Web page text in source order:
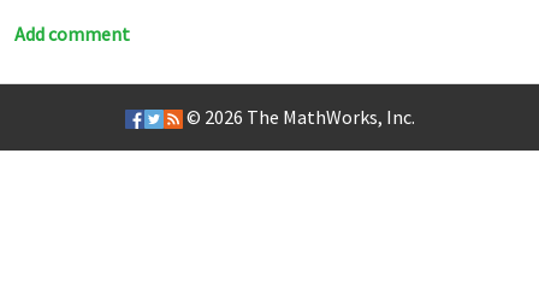
Add comment
© 2026 The MathWorks, Inc.